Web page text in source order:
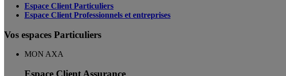
Espace Client Particuliers
Espace Client Professionnels et entreprises
Vos espaces Particuliers
MON AXA
Espace Client Assurance